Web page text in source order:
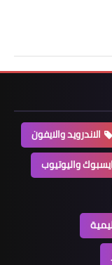
الاندرويد والايفون
واليوتيوب